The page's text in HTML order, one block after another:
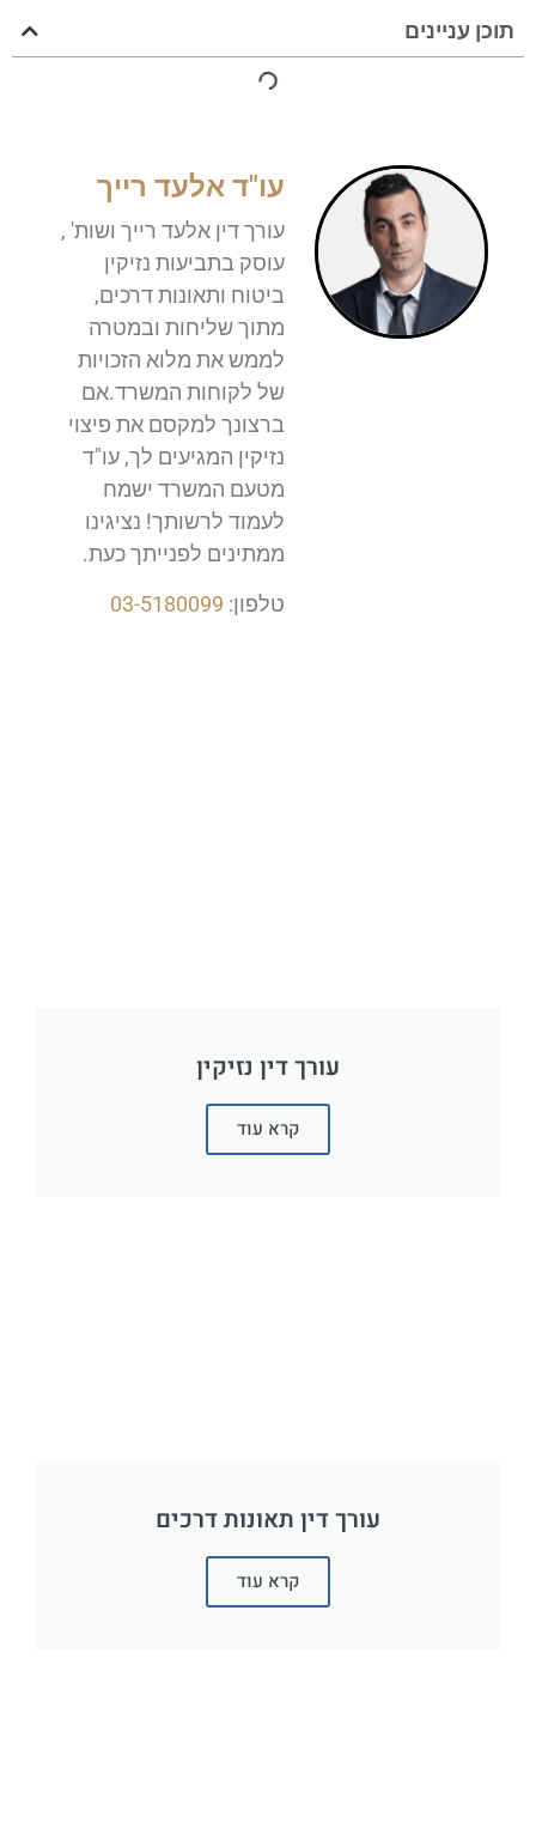
תוכן עניינים
עו"ד אלעד רייך
עורך דין אלעד רייך ושות' ,
עוסק בתביעות נזיקין
ביטוח ותאונות דרכים,
מתוך שליחות ובמטרה
לממש את מלוא הזכויות
של לקוחות המשרד.אם
ברצונך למקסם את פיצוי
נזיקין המגיעים לך, עו"ד
מטעם המשרד ישמח
לעמוד לרשותך! נציגינו
ממתינים לפנייתך כעת.
טלפון: 03-5180099
עורך דין נזיקין
קרא עוד
עורך דין תאונות דרכים
קרא עוד